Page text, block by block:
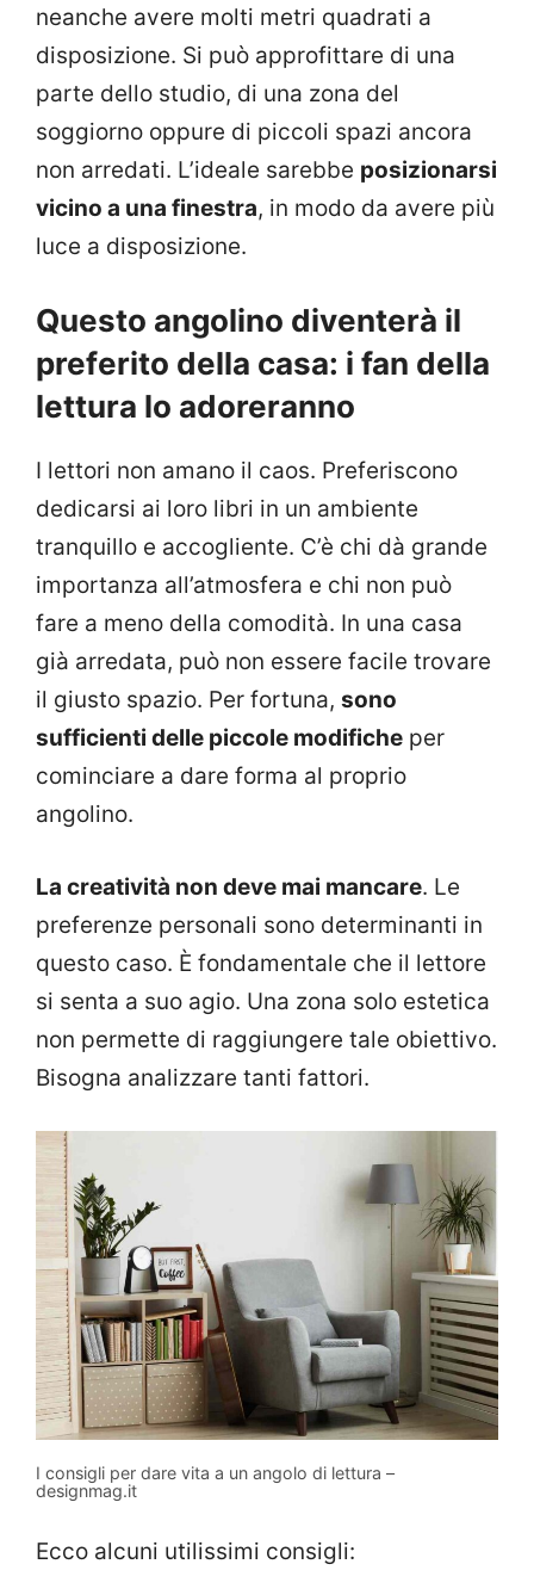
neanche avere molti metri quadrati a
disposizione. Si può approfittare di una
parte dello studio, di una zona del
soggiorno oppure di piccoli spazi ancora
non arredati. L’ideale sarebbe posizionarsi
vicino a una finestra, in modo da avere più
luce a disposizione.
Questo angolino diventerà il
preferito della casa: i fan della
lettura lo adoreranno
I lettori non amano il caos. Preferiscono
dedicarsi ai loro libri in un ambiente
tranquillo e accogliente. C’è chi dà grande
importanza all’atmosfera e chi non può
fare a meno della comodità. In una casa
già arredata, può non essere facile trovare
il giusto spazio. Per fortuna, sono
sufficienti delle piccole modifiche per
cominciare a dare forma al proprio
angolino.
La creatività non deve mai mancare. Le
preferenze personali sono determinanti in
questo caso. È fondamentale che il lettore
si senta a suo agio. Una zona solo estetica
non permette di raggiungere tale obiettivo.
Bisogna analizzare tanti fattori.
I consigli per dare vita a un angolo di lettura –
designmag.it
Ecco alcuni utilissimi consigli: